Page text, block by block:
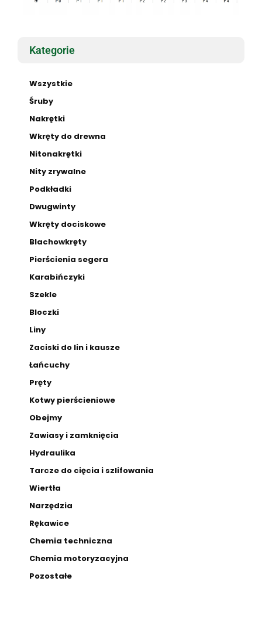
Kategorie
Wszystkie
Śruby
Nakrętki
Wkręty do drewna
Nitonakrętki
Nity zrywalne
Podkładki
Dwugwinty
Wkręty dociskowe
Blachowkręty
Pierścienia segera
Karabińczyki
Szekle
Bloczki
Liny
Zaciski do lin i kausze
Łańcuchy
Pręty
Kotwy pierścieniowe
Obejmy
Zawiasy i zamknięcia
Hydraulika
Tarcze do cięcia i szlifowania
Wiertła
Narzędzia
Rękawice
Chemia techniczna
Chemia motoryzacyjna
Pozostałe